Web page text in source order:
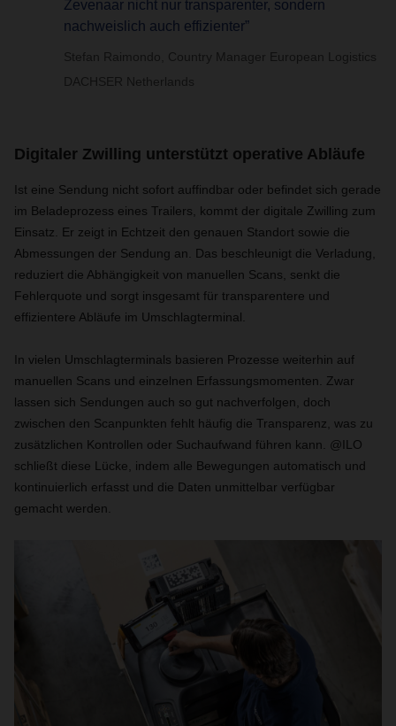
Zevenaar nicht nur transparenter, sondern
nachweislich auch effizienter”
Stefan Raimondo, Country Manager European Logistics
DACHSER Netherlands
Digitaler Zwilling unterstützt operative Abläufe
Ist eine Sendung nicht sofort auffindbar oder befindet sich gerade
im Beladeprozess eines Trailers, kommt der digitale Zwilling zum
Einsatz. Er zeigt in Echtzeit den genauen Standort sowie die
Abmessungen der Sendung an. Das beschleunigt die Verladung,
reduziert die Abhängigkeit von manuellen Scans, senkt die
Fehlerquote und sorgt insgesamt für transparentere und
effizientere Abläufe im Umschlagterminal.
In vielen Umschlagterminals basieren Prozesse weiterhin auf
manuellen Scans und einzelnen Erfassungsmomenten. Zwar
lassen sich Sendungen auch so gut nachverfolgen, doch
zwischen den Scanpunkten fehlt häufig die Transparenz, was zu
zusätzlichen Kontrollen oder Suchaufwand führen kann. @ILO
schließt diese Lücke, indem alle Bewegungen automatisch und
kontinuierlich erfasst und die Daten unmittelbar verfügbar
gemacht werden.